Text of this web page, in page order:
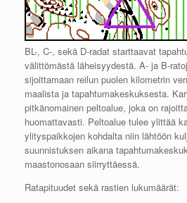
BL-, C-, sekä D-radat starttaavat
välittömästä läheisyydestä. A- ja B-
sijoittamaan reilun puolen kilometrin
maalista ja tapahtumakeskuksesta.
pitkänomainen peltoalue, joka on
huomattavasti. Peltoalue tulee ylittää
ylityspaikkojen kohdalta niin lähtöön
suunnistuksen aikana
maastonosaan siirryttäessä.
Ratapituudet sekä rastien lukumäärät: